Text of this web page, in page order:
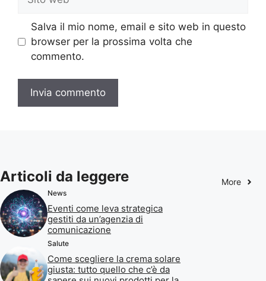
web
Salva il mio nome, email e sito web in questo
browser per la prossima volta che
commento.
Articoli da leggere More
News
Eventi come leva strategica
gestiti da un’agenzia di
comunicazione
Salute
Come scegliere la crema solare
giusta: tutto quello che c’è da